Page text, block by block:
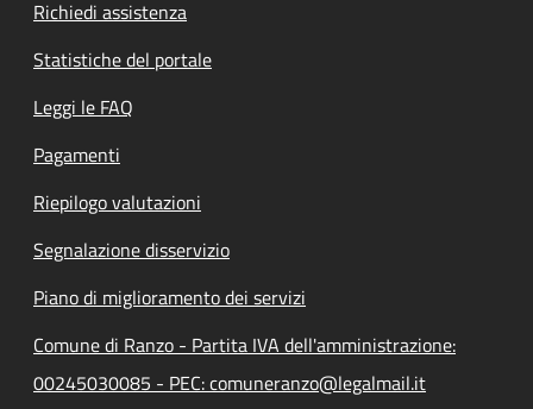
Richiedi assistenza
Statistiche del portale
Leggi le FAQ
Pagamenti
Riepilogo valutazioni
Segnalazione disservizio
Piano di miglioramento dei servizi
Comune di Ranzo - Partita IVA dell'amministrazione:
00245030085 - PEC: comuneranzo@legalmail.it